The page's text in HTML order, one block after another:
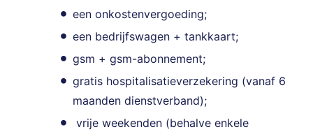
een onkostenvergoeding;
een bedrijfswagen + tankkaart;
gsm + gsm-abonnement;
gratis hospitalisatieverzekering (vanaf 6
maanden dienstverband);
vrije weekenden (behalve enkele